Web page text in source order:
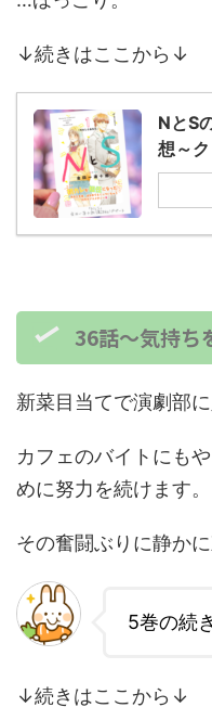
↓続きはここから↓
NとS
想～
36話～気持ち
新菜目当てで演劇部
カフェのバイトにも
めに努力を続けます。
その奮闘ぶりに静か
5巻の続
↓続きはここから↓